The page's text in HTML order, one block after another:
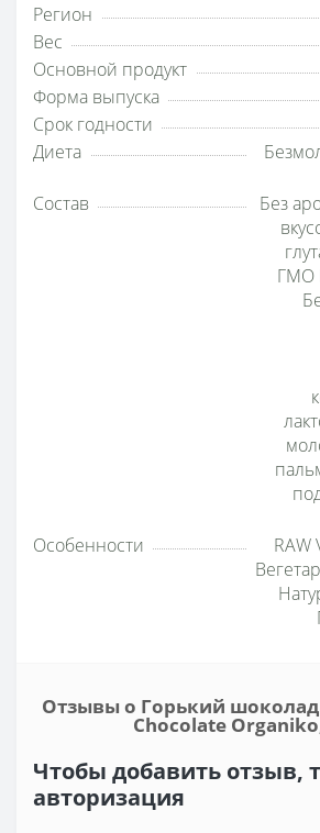
Регион
Вес
Основной продукт
Форма выпуска
Срок годности
Диета
Состав
Без
ГМО
Особенности
RAW
Отзывы о Горький шоколад
Chocolate
Чтобы добавить отзыв,
авторизация